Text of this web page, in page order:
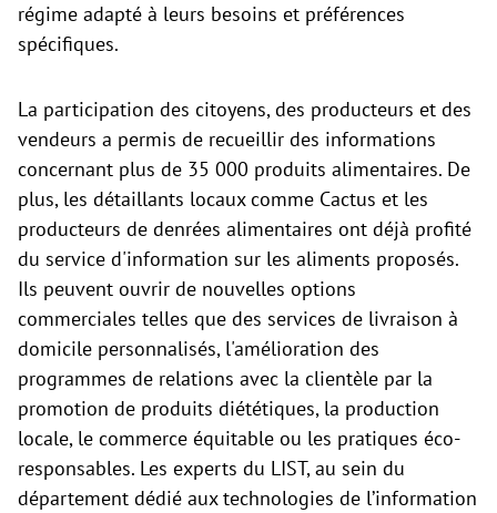
régime adapté à leurs besoins et préférences
spécifiques.
La participation des citoyens, des producteurs et des
vendeurs a permis de recueillir des informations
concernant plus de 35 000 produits alimentaires. De
plus, les détaillants locaux comme Cactus et les
producteurs de denrées alimentaires ont déjà profité
du service d'information sur les aliments proposés.
Ils peuvent ouvrir de nouvelles options
commerciales telles que des services de livraison à
domicile personnalisés, l'amélioration des
programmes de relations avec la clientèle par la
promotion de produits diététiques, la production
locale, le commerce équitable ou les pratiques éco-
responsables. Les experts du LIST, au sein du
département dédié aux technologies de l’information